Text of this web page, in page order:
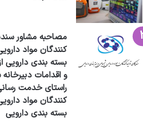
مصاحبه مشاور
کنندگان مواد
بسته بندی دارویی
و اقدامات
راستای خدمت
کنندگان مواد
بسته بندی دارویی